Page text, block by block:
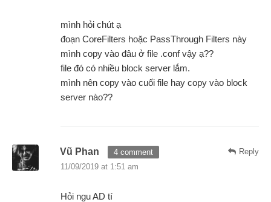
mình hỏi chút ạ
đoạn CoreFilters hoặc PassThrough Filters này
mình copy vào đâu ở file .conf vậy ạ??
file đó có nhiều block server lắm.
mình nên copy vào cuối file hay copy vào block
server nào??
Reply
Vũ Phan
4 comment
11/09/2019 at 1:51 am
Hỏi ngu AD tí